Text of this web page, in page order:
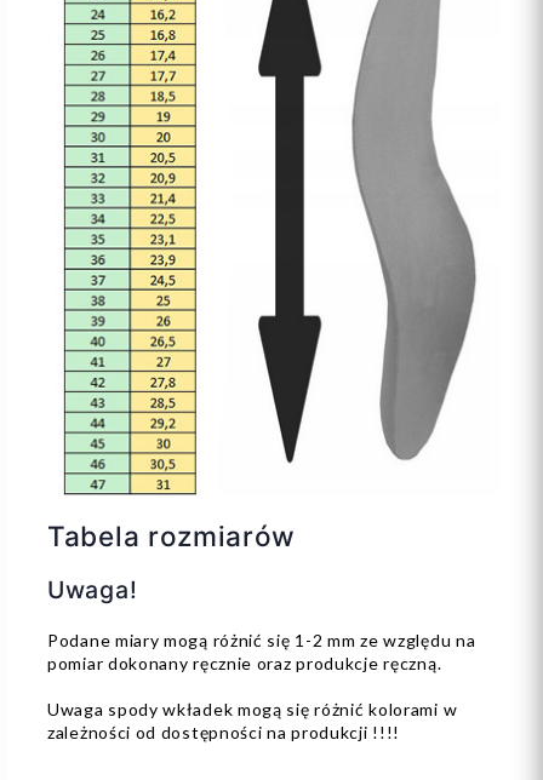
Tabela rozmiarów
Uwaga!
Podane miary mogą różnić się 1-2 mm ze względu na
pomiar dokonany ręcznie oraz produkcje ręczną.
Uwaga spody wkładek mogą się różnić kolorami w
zależności od dostępności na produkcji !!!!